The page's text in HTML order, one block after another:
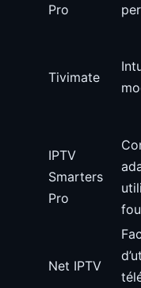
Pro
Tivimate
IPTV
Smarters
Pro
Net IPTV